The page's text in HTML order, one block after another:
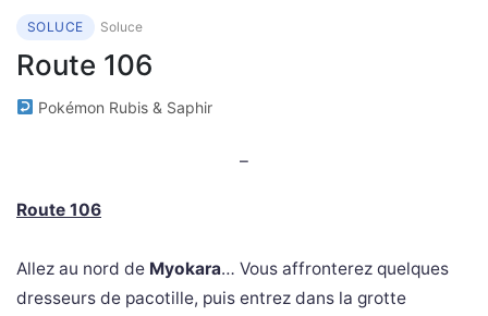
SOLUCE Soluce
Route 106
Pokémon Rubis & Saphir
–
Route 106
Allez au nord de Myokara… Vous affronterez quelques
dresseurs de pacotille, puis entrez dans la grotte